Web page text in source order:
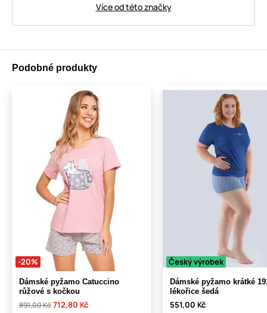
Více od této značky
Podobné produkty
-20%
Dámské pyžamo Catuccino
růžové s kočkou
891,00 Kč712,80 Kč
Český výrobek
Dámské pyžamo krátké
lékořice šedá
551,00 Kč